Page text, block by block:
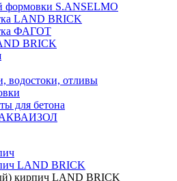
формовки S.ANSELMO
LAND BRICK
ФАГОТ
BRICK
водостоки, отливы
для бетона
АКВАИЗОЛ
LAND BRICK
кирпич LAND BRICK